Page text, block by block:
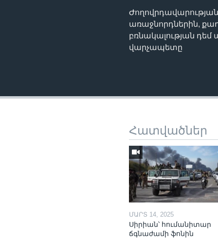
առաջնորդներին,
բռնակալության
վարչապետը
Հատվածներ
ՄԱՐՏ 14, 2025
Սիրիան՝ հումանիտար
ճգնաժամի ֆոնին